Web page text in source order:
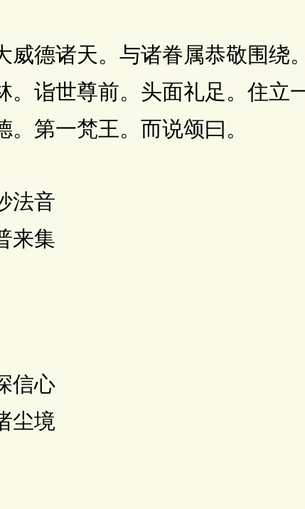
德诸天。与诸眷属恭敬围绕
。诣世尊前。头面礼足。住立
第一梵王。而说颂曰。
音
集
心
境